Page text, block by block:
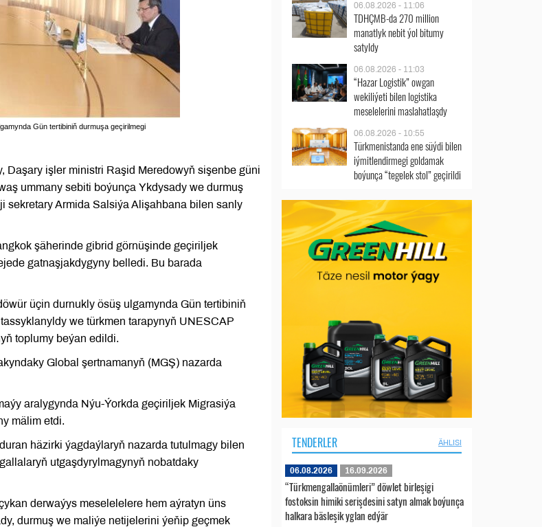
Gün tertibiniň durmuşa geçirilmegi
Daşary işler ministri Raşid Meredowyň sişenbe güni
ummany sebiti boýunça Ykdysady we durmuş
sekretary Armida Salsiýa Alişahbana bilen sanly
şäherinde gibrid görnüşinde geçiriljek
gatnaşjakdygyny belledi. Bu barada
üçin durnukly ösüş ulgamynda Gün tertibiniň
we türkmen tarapynyň UNESCAP
toplumy beýan edildi.
Global şertnamanyň (MGŞ) nazarda
aralygynda Nýu-Ýorkda geçiriljek Migrasiýa
mälim etdi.
häzirki ýagdaýlaryň nazarda tutulmagy bilen
utgaşdyrylmagynyň nobatdaky
derwaýys meselelelere hem aýratyn üns
durmuş we maliýe netijelerini ýeňip geçmek
06.08.2026 - 11:06
TDHÇMB-da 270 million
manatlyk nebit ýol bitumy
satyldy
06.08.2026 - 11:03
“Hazar Logistik” owgan
wekiliýeti bilen logistika
meselelerini maslahatlaşdy
06.08.2026 - 10:55
Türkmenistanda ene süýdi bilen
iýmitlendirmegi goldamak
boýunça “tegelek stol” geçirildi
TENDERLER ÄHLISI
06.08.2026 16.09.2026
“Türkmengallaönümleri” döwlet birleşigi
fostoksin himiki serişdesini satyn almak boýunça
halkara bäsleşik yglan edýär